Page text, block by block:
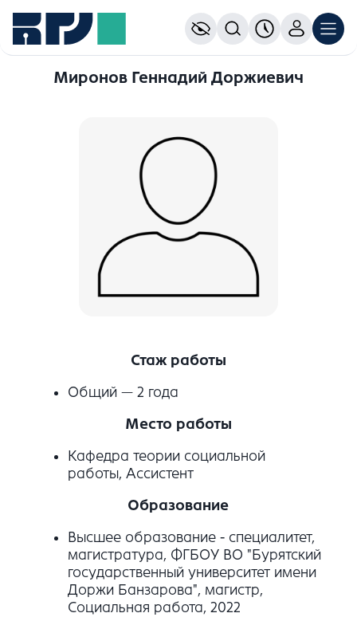
Миронов Геннадий Доржиевич
Стаж работы
Общий — 2 года
Место работы
Кафедра теории социальной
работы, Ассистент
Образование
Высшее образование - специалитет,
магистратура, ФГБОУ ВО "Бурятский
государственный университет имени
Доржи Банзарова", магистр,
Социальная работа, 2022